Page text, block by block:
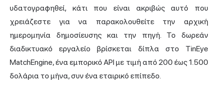
υδατογραφηθεί, κάτι που είναι ακριβώς αυτό που
χρειάζεστε για να παρακολουθείτε την αρχική
ημερομηνία δημοσίευσης και την πηγή. Το δωρεάν
διαδικτυακό εργαλείο βρίσκεται δίπλα στο TinEye
MatchEngine, ένα εμπορικό API με τιμή από 200 έως 1.500
δολάρια το μήνα, συν ένα εταιρικό επίπεδο.